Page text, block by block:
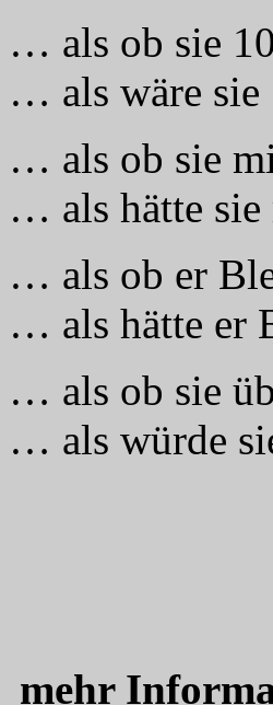
… als ob sie
… als wäre sie
… als ob sie
… als hätte sie
… als ob er
… als hätte er
… als ob sie
… als würde
mehr